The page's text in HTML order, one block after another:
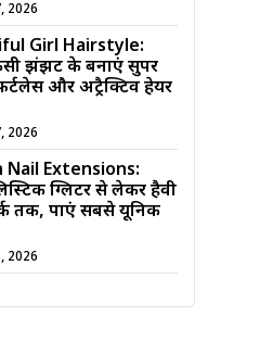
2026
Girl Hairstyle:
झंझट के बनाएं सुपर
और अट्रैक्टिव हेयर
2026
Nail Extensions:
ग्लिटर से लेकर हैवी
तक, पाएं सबसे यूनिक
2026